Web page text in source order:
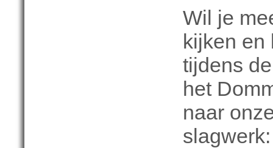
Wil je
kijken en
tijdens
het
naar